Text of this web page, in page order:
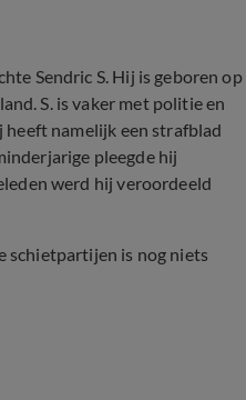
Sendric S. Hij is geboren op
S. is vaker met politie en
namelijk een strafblad
pleegde hij
werd hij veroordeeld
schietpartijen is nog niets